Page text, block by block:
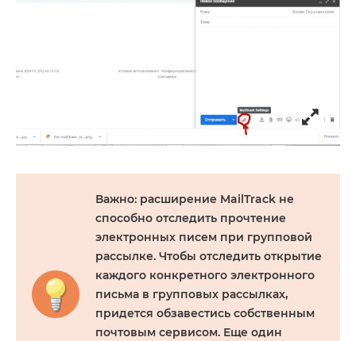
Важно: расширение MailTrack не
способно отследить прочтение
электронных писем при групповой
рассылке. Чтобы отследить открытие
каждого конкретного электронного
письма в групповых рассылках,
придется обзавестись собственным
почтовым сервисом. Еще один